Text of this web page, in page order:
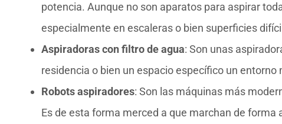
potencia. Aunque no son aparatos para aspirar
especialmente en escaleras o bien superficies
Aspiradoras con filtro de agua: Son unas
residencia o bien un espacio específico un entorno
Robots aspiradores: Son las máquinas más
Es de esta forma merced a que marchan de